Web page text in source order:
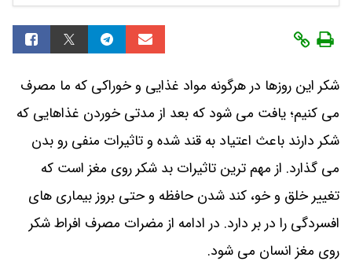
شکر این روزها در هرگونه مواد غذایی و خوراکی که ما مصرف
می کنیم؛ یافت می شود که بعد از مدتی خوردن غذاهایی که
شکر دارند باعث اعتیاد به قند شده و تاثیرات منفی رو بدن
می گذارد. از مهم ترین تاثیرات بد شکر روی مغز است که
تغییر خلق و خو، کند شدن حافظه و حتی بروز بیماری های
افسردگی را در بر دارد. در ادامه از مضرات مصرف افراط شکر
روی مغز انسان می شود.